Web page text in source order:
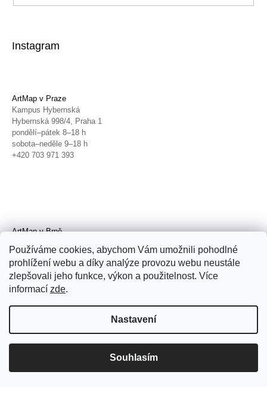
Používáme cookies, abychom Vám umožnili pohodlné
prohlížení webu a díky analýze provozu webu neustále
zlepšovali jeho funkce, výkon a použitelnost. Více
informací zde.
Nastavení
Souhlasím
Instagram
ArtMap v Praze
Kampus Hybernská
Hybernská 998/4, Praha 1
pondělí–pátek 8–18 h
sobota–neděle 9–18 h
+420 703 971 393
ArtMap v Brně
Radnická 4, Brno
úterý–pátek 11–19 h
sobota 14–19 h
+420 702 152 298